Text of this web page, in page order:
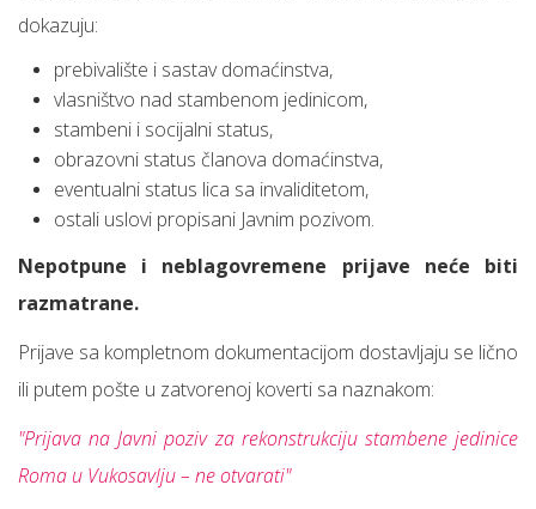
dokazuju:
prebivalište i sastav domaćinstva,
vlasništvo nad stambenom jedinicom,
stambeni i socijalni status,
obrazovni status članova domaćinstva,
eventualni status lica sa invaliditetom,
ostali uslovi propisani Javnim pozivom.
Nepotpune i neblagovremene prijave neće biti
razmatrane.
Prijave sa kompletnom dokumentacijom dostavljaju se lično
ili putem pošte u zatvorenoj koverti sa naznakom:
"Prijava na Javni poziv za rekonstrukciju stambene jedinice
Roma u Vukosavlju – ne otvarati"